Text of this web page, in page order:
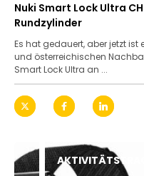
Nuki Smart Lock Ultra
Rundzylinder
Es hat gedauert, aber jetzt
und österreichischen
Smart Lock Ultra an ...